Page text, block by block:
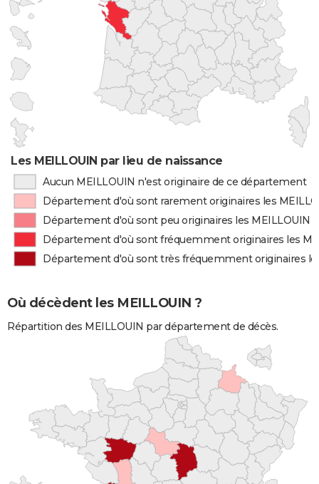
Les MEILLOUIN par lieu de naissance
Aucun MEILLOUIN n'est originaire de ce département
Département d'où sont rarement originaires les
Département d'où sont peu originaires les MEILLOUIN
Département d'où sont fréquemment originaires les
Département d'où sont très fréquemment originaires
Où décèdent les MEILLOUIN ?
Répartition des MEILLOUIN par département de décès.